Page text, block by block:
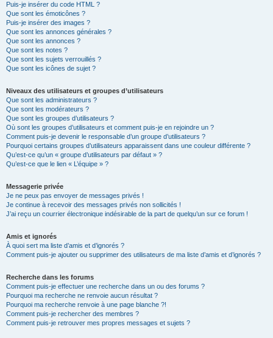
Puis-je insérer du code HTML ?
Que sont les émoticônes ?
Puis-je insérer des images ?
Que sont les annonces générales ?
Que sont les annonces ?
Que sont les notes ?
Que sont les sujets verrouillés ?
Que sont les icônes de sujet ?
Niveaux des utilisateurs et groupes d’utilisateurs
Que sont les administrateurs ?
Que sont les modérateurs ?
Que sont les groupes d’utilisateurs ?
Où sont les groupes d’utilisateurs et comment puis-je en rejoindre un ?
Comment puis-je devenir le responsable d’un groupe d’utilisateurs ?
Pourquoi certains groupes d’utilisateurs apparaissent dans une couleur différente ?
Qu’est-ce qu’un « groupe d’utilisateurs par défaut » ?
Qu’est-ce que le lien « L’équipe » ?
Messagerie privée
Je ne peux pas envoyer de messages privés !
Je continue à recevoir des messages privés non sollicités !
J’ai reçu un courrier électronique indésirable de la part de quelqu’un sur ce forum !
Amis et ignorés
À quoi sert ma liste d’amis et d’ignorés ?
Comment puis-je ajouter ou supprimer des utilisateurs de ma liste d’amis et d’ignorés ?
Recherche dans les forums
Comment puis-je effectuer une recherche dans un ou des forums ?
Pourquoi ma recherche ne renvoie aucun résultat ?
Pourquoi ma recherche renvoie à une page blanche ?!
Comment puis-je rechercher des membres ?
Comment puis-je retrouver mes propres messages et sujets ?